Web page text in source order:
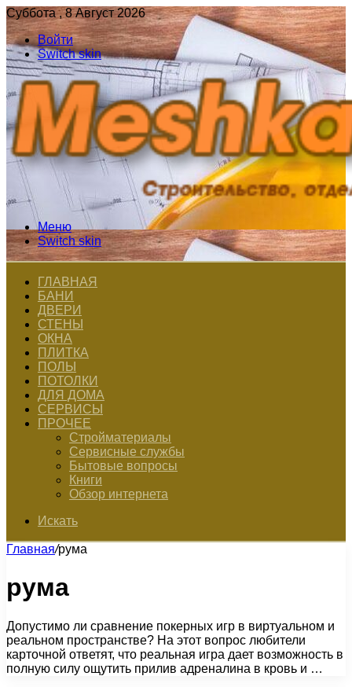
Суббота , 8 Август 2026
Войти
Switch skin
Меню
Switch skin
ГЛАВНАЯ
БАНИ
ДВЕРИ
СТЕНЫ
ОКНА
ПЛИТКА
ПОЛЫ
ПОТОЛКИ
ДЛЯ ДОМА
СЕРВИСЫ
ПРОЧЕЕ
Стройматериалы
Сервисные службы
Бытовые вопросы
Книги
Обзор интернета
Искать
Главная/рума
рума
Допустимо ли сравнение покерных игр в виртуальном и
реальном пространстве? На этот вопрос любители
карточной ответят, что реальная игра дает возможность в
полную силу ощутить прилив адреналина в кровь и …